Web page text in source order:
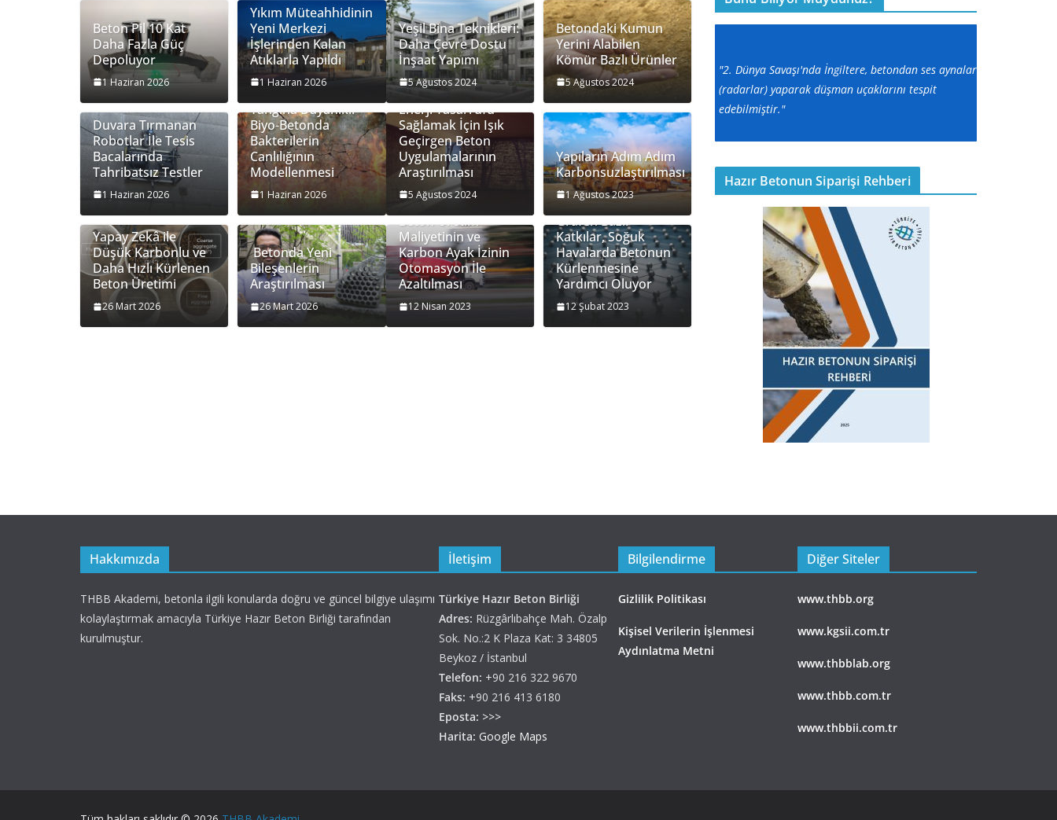
Beton Pil 10 Kat
Daha Fazla Güç
Depoluyor
1 Haziran 2026
Yıkım Müteahhidinin
Yeni Merkezi
İşlerinden Kalan
Atıklarla Yapıldı
1 Haziran 2026
Duvara Tırmanan
Robotlar İle Tesis
Bacalarında
Tahribatsız Testler
1 Haziran 2026
Yangına Dayanıklı
Biyo-Betonda
Bakterilerin
Canlılığının
Modellenmesi
1 Haziran 2026
Yapay Zekâ ile
Düşük Karbonlu ve
Daha Hızlı Kürlenen
Beton Üretimi
26 Mart 2026
Betonda Yeni
Bileşenlerin
Araştırılması
26 Mart 2026
Yeşil Bina Teknikleri:
Daha Çevre Dostu
İnşaat Yapımı
5 Ağustos 2024
Betondaki Kumun
Yerini Alabilen
Kömür Bazlı Ürünler
5 Ağustos 2024
İnşaat İşlerinde
Enerji Tasarrufu
Sağlamak İçin Işık
Geçirgen Beton
Uygulamalarının
Araştırılması
5 Ağustos 2024
Yapıların Adım Adım
Karbonsuzlaştırılması
1 Ağustos 2023
Beton Üretim
Maliyetinin ve
Karbon Ayak İzinin
Otomasyon İle
Azaltılması
12 Nisan 2023
Grafen Bazlı
Katkılar, Soğuk
Havalarda Betonun
Kürlenmesine
Yardımcı Oluyor
12 Şubat 2023
"2. Dünya Savaşı'nda İngiltere, betondan ses aynaları
(radarlar) yaparak düşman uçaklarını tespit
edebilmiştir."
Hazır Betonun Siparişi Rehberi
Hakkımızda
THBB Akademi, betonla ilgili konularda doğru ve güncel bilgiye ulaşımı
kolaylaştırmak amacıyla Türkiye Hazır Beton Birliği tarafından
kurulmuştur.
İletişim
Türkiye Hazır Beton Birliği
Adres: Rüzgârlıbahçe Mah. Özalp
Sok. No.:2 K Plaza Kat: 3 34805
Beykoz / İstanbul
Telefon: +90 216 322 9670
Faks: +90 216 413 6180
Eposta: >>>
Harita: Google Maps
Bilgilendirme
Gizlilik Politikası
Kişisel Verilerin İşlenmesi
Aydınlatma Metni
Diğer Siteler
www.thbb.org
www.kgsii.com.tr
www.thbblab.org
www.thbb.com.tr
www.thbbii.com.tr